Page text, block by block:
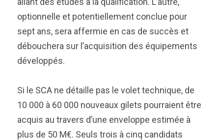
optionnelle et potentiellement conclue pour
sept ans, sera affermie en cas de succès et
débouchera sur l’acquisition des équipements
développés.
Si le SCA ne détaille pas le volet technique, de
10 000 à 60 000 nouveaux gilets pourraient être
acquis au travers d’une enveloppe estimée à
plus de 50 M€. Seuls trois à cinq candidats